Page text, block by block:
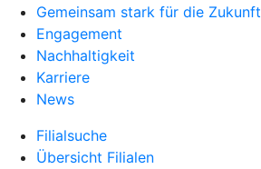
Gemeinsam stark für die Zukunft
Engagement
Nachhaltigkeit
Karriere
News
Filialsuche
Übersicht Filialen